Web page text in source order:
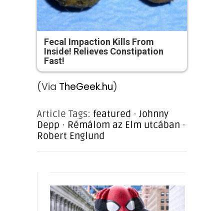
Fecal Impaction Kills From
Inside! Relieves Constipation
Fast!
(Via TheGeek.hu)
Article Tags: featured · Johnny
Depp · Rémálom az Elm utcában ·
Robert Englund